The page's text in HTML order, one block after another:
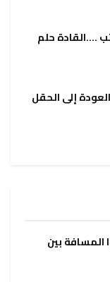
….القادة حلم
إلى الحقل
المسافة بين